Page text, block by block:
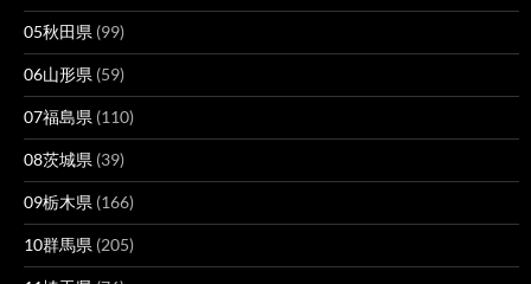
05秋田県 (99)
06山形県 (59)
07福島県 (110)
08茨城県 (39)
09栃木県 (166)
10群馬県 (205)